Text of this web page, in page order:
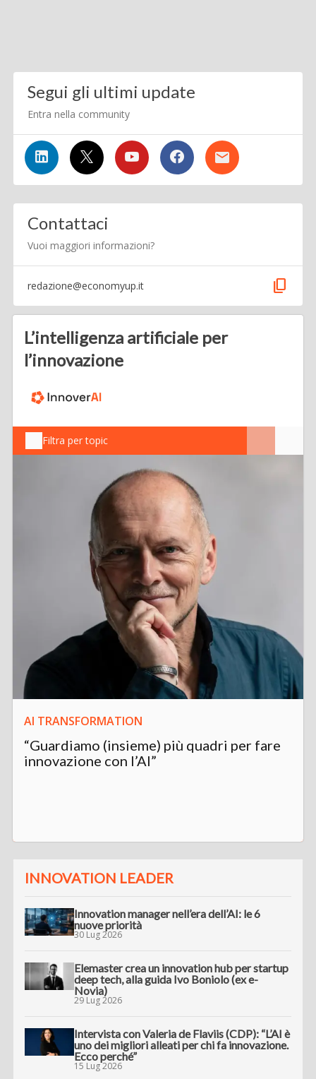
Segui gli ultimi update
Entra nella community
Contattaci
Vuoi maggiori informazioni?
redazione@economyup.it content_copy
L’intelligenza artificiale per
l’innovazione
Filtra per topic
AI TRANSFORMATION
“Guardiamo (insieme) più quadri per fare
innovazione con l’AI”
INNOVATION LEADER
Innovation manager nell’era dell’AI: le 6
nuove priorità
30 Lug 2026
Elemaster crea un innovation hub per startup
deep tech, alla guida Ivo Boniolo (ex e-
Novia)
29 Lug 2026
Intervista con Valeria de Flaviis (CDP): “L’AI è
uno dei migliori alleati per chi fa innovazione.
Ecco perché”
15 Lug 2026